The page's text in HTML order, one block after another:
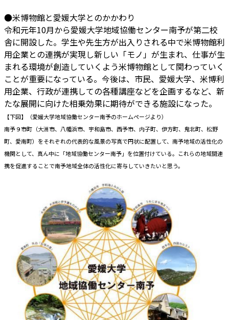
●米博物館と愛媛大学とのかかわり
令和元年10月から愛媛大学地域協働センター南予が第二校
舎に開設した。学生や先生方が出入りされる中で米博物館利
用企業との連携が実現し新しい「モノ」が生まれ、仕事が生
まれる環境が創造していくよう米博物館として関わっていく
ことが重要になっている。今後は、市民、愛媛大学、米博利
用企業、行政が連携しての各種講座などを企画するなど、新
たな展開に向けた相乗効果に期待ができる施設になった。
【下図】（愛媛大学地域協働センター南予のホームページより）
南予９市町（大洲市、八幡浜市、宇和島市、西予市、内子町、伊方町、鬼北町、松野
町、愛南町）をそれぞれの代表的な風景の写真で円状に配置して、南予地域の活性化の
機関として、真ん中に「地域協働センター南予」を位置付けている。これらの地域間連
携を促進することで南予地域全体の活性化に寄与していきたいと思う。